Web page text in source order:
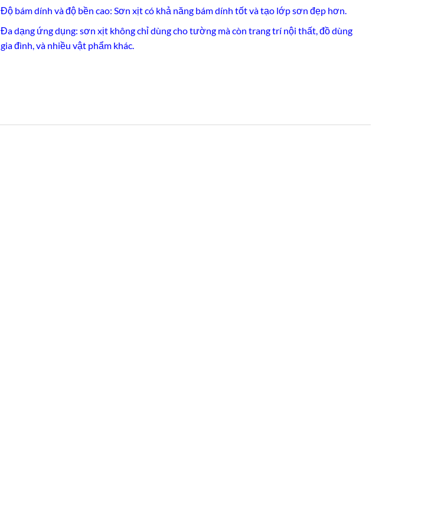
Độ bám dính và độ bền cao: Sơn xịt có khả năng bám dính tốt và tạo lớp sơn đẹp hơn.
Đa dạng ứng dụng: sơn xịt không chỉ dùng cho tường mà còn trang trí nội thất, đồ dùng
gia đình, và nhiều vật phẩm khác.